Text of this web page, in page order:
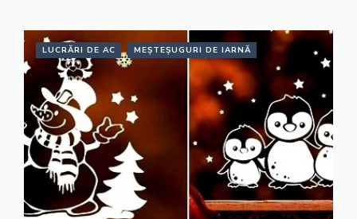
LUCRĂRI DE AC MEȘTEȘUGURI DE IARNĂ